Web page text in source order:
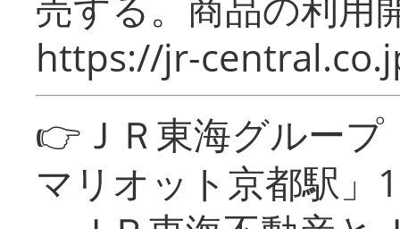
https://jr-
👉ＪＲ東海グルー
マリオット京都駅」